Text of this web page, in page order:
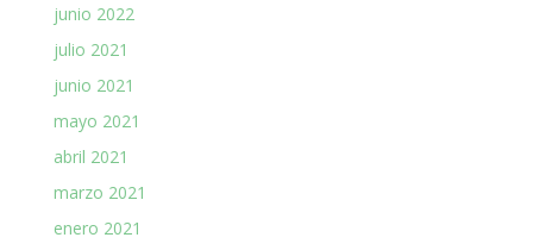
junio 2022
julio 2021
junio 2021
mayo 2021
abril 2021
marzo 2021
enero 2021